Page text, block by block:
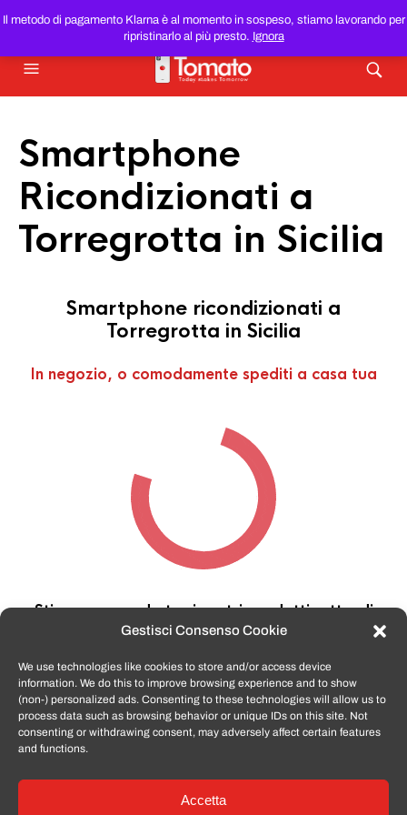
Gestisci Consenso Cookie
We use technologies like cookies to store and/or access device
information. We do this to improve browsing experience and to show
(non-) personalized ads. Consenting to these technologies will allow us to
process data such as browsing behavior or unique IDs on this site. Not
consenting or withdrawing consent, may adversely affect certain features
and functions.
Accetta
Il metodo di pagamento Klarna è al momento in sospeso, stiamo lavorando per
ripristinarlo al più presto. Ignora
SMARTPHONE E TABLET RICONDIZIONATIAL MIGLIOR
PREZZO DEL WEB!
Smartphone
Ricondizionati a
Torregrotta in Sicilia
Smartphone ricondizionati a
Torregrotta in Sicilia
In negozio, o comodamente spediti a casa tua
Stiamo cercando tra i nostri prodotti, attendi
qualche secondo…
TomatoSmartphone.itè lo shop n.1 in italia per
smartphone ricondizionati garantiti e certificati
di tutte le marche,APPLE, SAMSUNG, HUAWEI,
ONEPLUS, XIAOMI e tanto altro